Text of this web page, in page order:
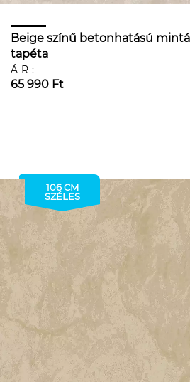
Beige színű betonhatású
tapéta
ÁR:
65 990 Ft
106 CM
SZÉLES